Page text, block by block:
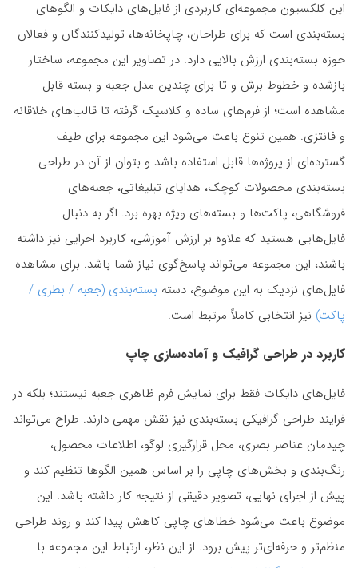
این کلکسیون مجموعه‌ای کاربردی از فایل‌های دایکات و الگوهای
بسته‌بندی است که برای طراحان، چاپخانه‌ها، تولیدکنندگان و فعالان
حوزه بسته‌بندی ارزش بالایی دارد. در تصاویر این مجموعه، ساختار
بازشده و خطوط برش و تا برای چندین مدل جعبه و بسته قابل
مشاهده است؛ از فرم‌های ساده و کلاسیک گرفته تا قالب‌های خلاقانه
و فانتزی. همین تنوع باعث می‌شود این مجموعه برای طیف
گسترده‌ای از پروژه‌ها قابل استفاده باشد و بتوان از آن در طراحی
بسته‌بندی محصولات کوچک، هدایای تبلیغاتی، جعبه‌های
فروشگاهی، پاکت‌ها و بسته‌های ویژه بهره برد. اگر به دنبال
فایل‌هایی هستید که علاوه بر ارزش آموزشی، کاربرد اجرایی نیز داشته
باشند، این مجموعه می‌تواند پاسخ‌گوی نیاز شما باشد. برای مشاهده
فایل‌های نزدیک به این موضوع، دسته بسته‌بندی (جعبه / بطری /
پاکت) نیز انتخابی کاملاً مرتبط است.
کاربرد در طراحی گرافیک و آماده‌سازی چاپ
فایل‌های دایکات فقط برای نمایش فرم ظاهری جعبه نیستند؛ بلکه در
فرایند طراحی گرافیکی بسته‌بندی نیز نقش مهمی دارند. طراح می‌تواند
چیدمان عناصر بصری، محل قرارگیری لوگو، اطلاعات محصول،
رنگ‌بندی و بخش‌های چاپی را بر اساس همین الگوها تنظیم کند و
پیش از اجرای نهایی، تصویر دقیقی از نتیجه کار داشته باشد. این
موضوع باعث می‌شود خطاهای چاپی کاهش پیدا کند و روند طراحی
منظم‌تر و حرفه‌ای‌تر پیش برود. از این نظر، ارتباط این مجموعه با